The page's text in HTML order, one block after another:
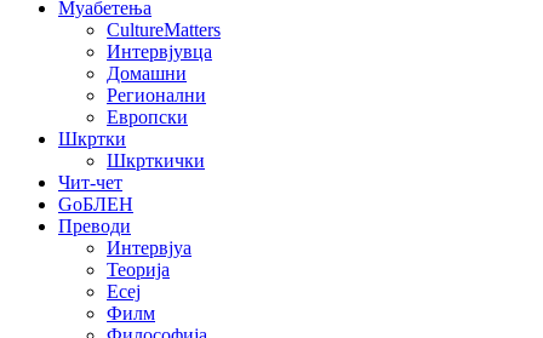
Муабетења
CultureMatters
Интервјувца
Домашни
Регионални
Европски
Шкртки
Шкрткички
Чит-чет
GoБЛЕН
Преводи
Интервјуа
Теорија
Есеј
Филм